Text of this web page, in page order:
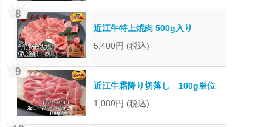
近江牛特上焼肉 500g入り
5,400円 (税込)
近江牛霜降り切落し 100g単位
1,080円 (税込)